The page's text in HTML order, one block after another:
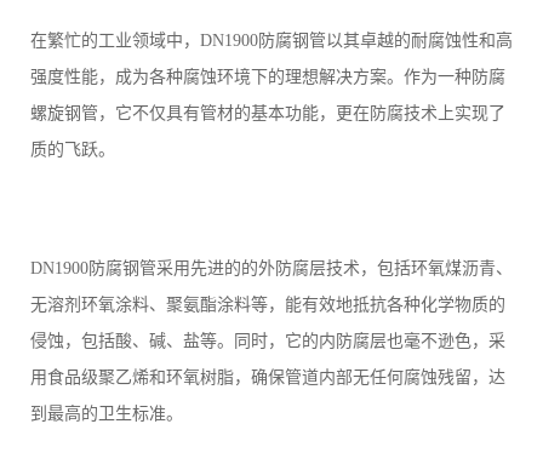
在繁忙的工业领域中，DN1900防腐钢管以其卓越的耐腐蚀性和高
强度性能，成为各种腐蚀环境下的理想解决方案。作为一种防腐
螺旋钢管，它不仅具有管材的基本功能，更在防腐技术上实现了
质的飞跃。
DN1900防腐钢管采用先进的的外防腐层技术，包括环氧煤沥青、
无溶剂环氧涂料、聚氨酯涂料等，能有效地抵抗各种化学物质的
侵蚀，包括酸、碱、盐等。同时，它的内防腐层也毫不逊色，采
用食品级聚乙烯和环氧树脂，确保管道内部无任何腐蚀残留，达
到最高的卫生标准。